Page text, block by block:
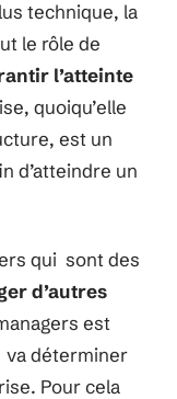
technique, la
le rôle de
l’atteinte
quoiqu’elle
est un
d’atteindre un
qui sont des
d’autres
est
va déterminer
Pour cela